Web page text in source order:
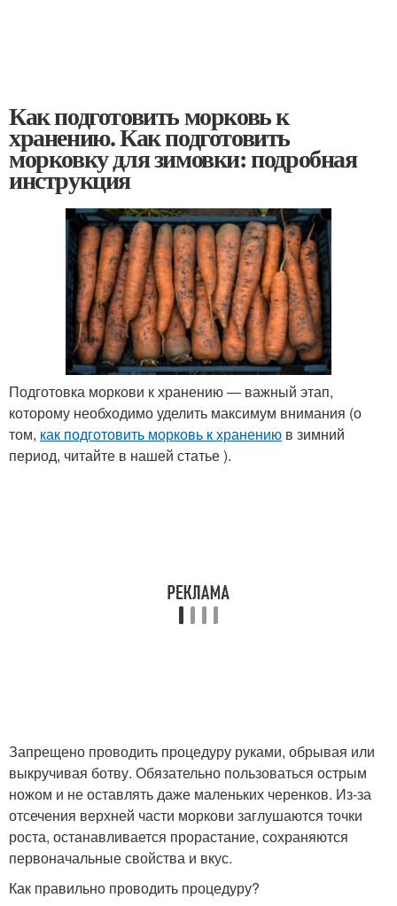
Как подготовить морковь к
хранению. Как подготовить
морковку для зимовки: подробная
инструкция
Подготовка моркови к хранению — важный этап,
которому необходимо уделить максимум внимания (о
том, как подготовить морковь к хранению в зимний
период, читайте в нашей статье ).
Запрещено проводить процедуру руками, обрывая или
выкручивая ботву. Обязательно пользоваться острым
ножом и не оставлять даже маленьких черенков. Из-за
отсечения верхней части моркови заглушаются точки
роста, останавливается прорастание, сохраняются
первоначальные свойства и вкус.
Как правильно проводить процедуру?